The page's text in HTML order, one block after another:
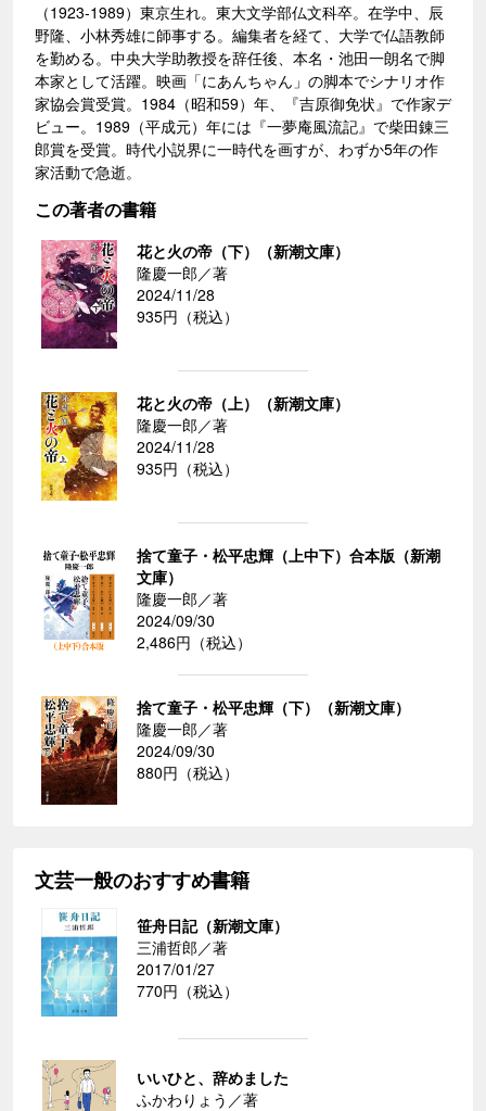
（1923-1989）東京生れ。東大文学部仏文科卒。在学中、辰
野隆、小林秀雄に師事する。編集者を経て、大学で仏語教師
を勤める。中央大学助教授を辞任後、本名・池田一朗名で脚
本家として活躍。映画「にあんちゃん」の脚本でシナリオ作
家協会賞受賞。1984（昭和59）年、『吉原御免状』で作家デ
ビュー。1989（平成元）年には『一夢庵風流記』で柴田錬三
郎賞を受賞。時代小説界に一時代を画すが、わずか5年の作
家活動で急逝。
この著者の書籍
花と火の帝（下）（新潮文庫）
隆慶一郎／著
2024/11/28
935円（税込）
花と火の帝（上）（新潮文庫）
隆慶一郎／著
2024/11/28
935円（税込）
捨て童子・松平忠輝（上中下）合本版（新潮
文庫）
隆慶一郎／著
2024/09/30
2,486円（税込）
捨て童子・松平忠輝（下）（新潮文庫）
隆慶一郎／著
2024/09/30
880円（税込）
文芸一般のおすすめ書籍
笹舟日記（新潮文庫）
三浦哲郎／著
2017/01/27
770円（税込）
いいひと、辞めました
ふかわりょう／著